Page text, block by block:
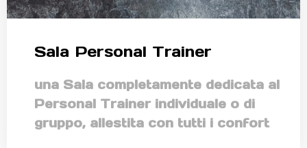
Sala Personal Trainer
una Sala completamente dedicata al
Personal Trainer individuale o di
gruppo, allestita con tutti i confort